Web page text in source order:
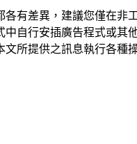
有差異，建議您僅在非
自行安插廣告程式或其
所提供之訊息執行各種